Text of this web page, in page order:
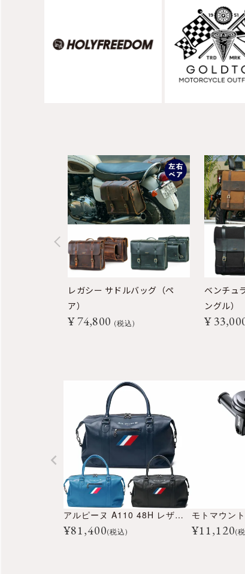
レガシー サドルバッグ（ペ
ア）
¥74,800 税込
ベンチュ
ングル）
¥
アルピーヌ A110 48H レザーバッグ
¥81,400(税込)
モトマウン
¥11,120(